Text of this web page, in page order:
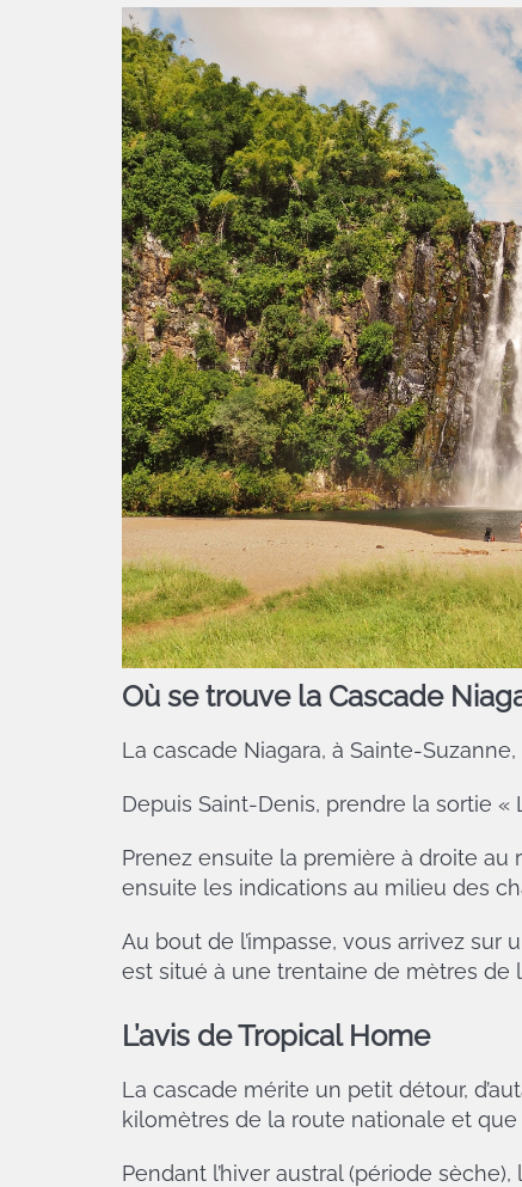
Où se trouve la Cascade
La cascade Niagara, à Sainte-
Depuis Saint-Denis, prendre la sortie «
Prenez ensuite la première à droite
ensuite les indications au milieu des
Au bout de l’impasse, vous arrivez sur
est situé à une trentaine de mètres de
L’avis de Tropical Home
La cascade mérite un petit détour,
kilomètres de la route nationale et
Pendant l’hiver austral (période